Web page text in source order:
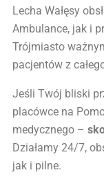
Lecha Wałęsy
Ambulance, jak i
Trójmiasto
pacjentów z
Jeśli Twój bliski
placówce na
medycznego –
Działamy 24/7,
jak i pilne.